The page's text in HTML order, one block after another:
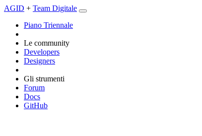
AGID + Team Digitale
Piano Triennale
Le community
Developers
Designers
Gli strumenti
Forum
Docs
GitHub